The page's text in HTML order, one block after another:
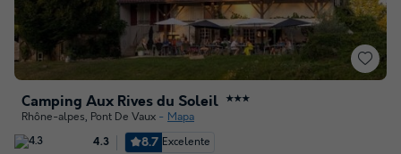
Camping Aux Rives du Soleil ★★★
Rhône-alpes, Pont De Vaux Mapa
4.3 8.7 Excelente